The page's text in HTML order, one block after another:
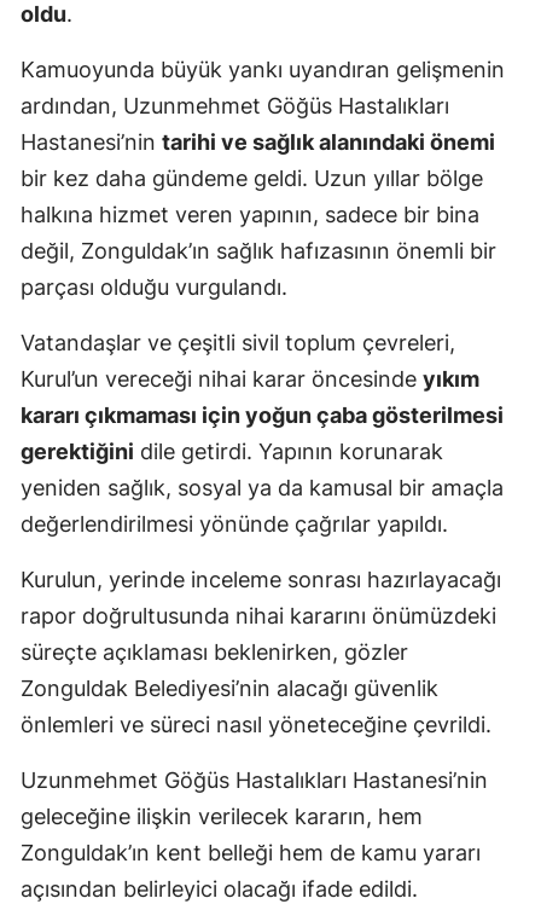
oldu.
Kamuoyunda büyük yankı uyandıran gelişmenin
ardından, Uzunmehmet Göğüs Hastalıkları
Hastanesi’nin tarihi ve sağlık alanındaki önemi
bir kez daha gündeme geldi. Uzun yıllar bölge
halkına hizmet veren yapının, sadece bir bina
değil, Zonguldak’ın sağlık hafızasının önemli bir
parçası olduğu vurgulandı.
Vatandaşlar ve çeşitli sivil toplum çevreleri,
Kurul’un vereceği nihai karar öncesinde yıkım
kararı çıkmaması için yoğun çaba gösterilmesi
gerektiğini dile getirdi. Yapının korunarak
yeniden sağlık, sosyal ya da kamusal bir amaçla
değerlendirilmesi yönünde çağrılar yapıldı.
Kurulun, yerinde inceleme sonrası hazırlayacağı
rapor doğrultusunda nihai kararını önümüzdeki
süreçte açıklaması beklenirken, gözler
Zonguldak Belediyesi’nin alacağı güvenlik
önlemleri ve süreci nasıl yöneteceğine çevrildi.
Uzunmehmet Göğüs Hastalıkları Hastanesi’nin
geleceğine ilişkin verilecek kararın, hem
Zonguldak’ın kent belleği hem de kamu yararı
açısından belirleyici olacağı ifade edildi.